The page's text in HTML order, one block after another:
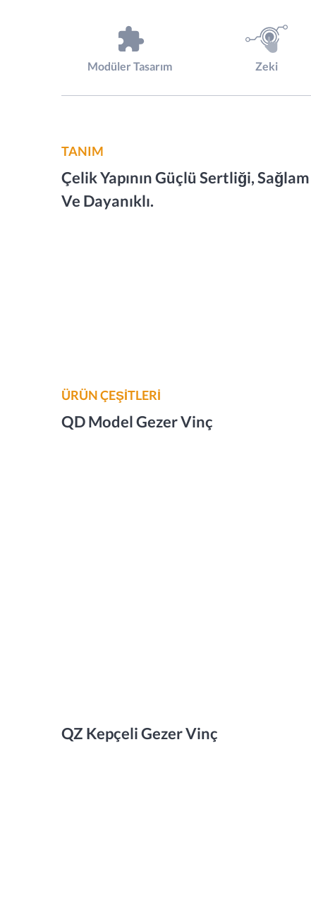
Modüler Tasarım Zeki
TANIM
Çelik Yapının Güçlü Sertliği, Sağlam
Ve Dayanıklı.
ÜRÜN ÇEŞİTLERİ
QD Model Gezer Vinç
QZ Kepçeli Gezer Vinç